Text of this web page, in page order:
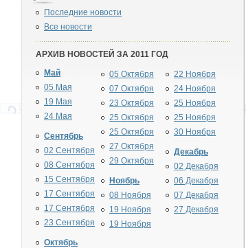
Последние новости
Все новости
АРХИВ НОВОСТЕЙ ЗА 2011 ГОД
Май
05 Мая
19 Мая
24 Мая
Сентябрь
02 Сентября
08 Сентября
15 Сентября
17 Сентября
17 Сентября
23 Сентября
Октябрь
05 Октября
07 Октября
23 Октября
25 Октября
25 Октября
27 Октября
29 Октября
Ноябрь
08 Ноября
19 Ноября
19 Ноября
22 Ноября
24 Ноября
25 Ноября
25 Ноября
30 Ноября
Декабрь
02 Декабря
06 Декабря
07 Декабря
27 Декабря